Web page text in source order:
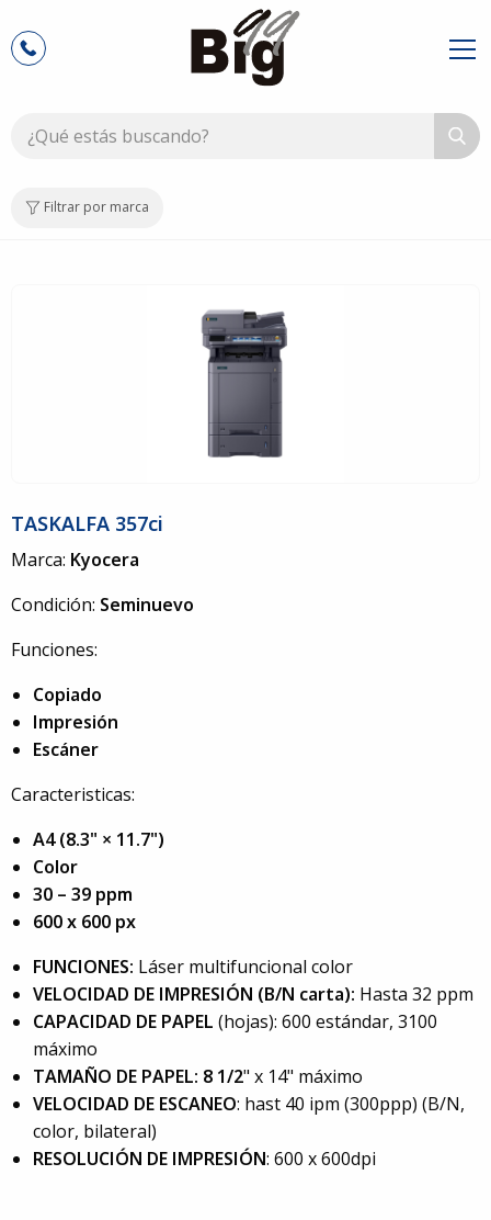
Filtrar por marca
TASKALFA 357ci
Marca: Kyocera
Condición: Seminuevo
Funciones:
Copiado
Impresión
Escáner
Caracteristicas:
A4 (8.3" × 11.7")
Color
30 – 39 ppm
600 x 600 px
FUNCIONES: Láser multifuncional color
VELOCIDAD DE IMPRESIÓN (B/N carta): Hasta 32 ppm
CAPACIDAD DE PAPEL (hojas): 600 estándar, 3100
máximo
TAMAÑO DE PAPEL: 8 1/2" x 14" máximo
VELOCIDAD DE ESCANEO: hast 40 ipm (300ppp) (B/N,
color, bilateral)
RESOLUCIÓN DE IMPRESIÓN: 600 x 600dpi